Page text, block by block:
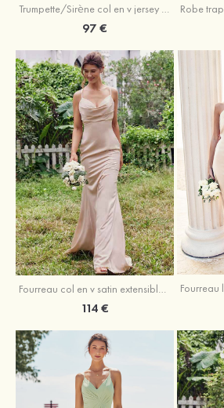
Trumpette/Sirène col en v jersey ras du sol robe de demoiselle d'honneur
97 €
Fourreau col en v satin extensible ras du sol robe de demoiselle d'honneur
114 €